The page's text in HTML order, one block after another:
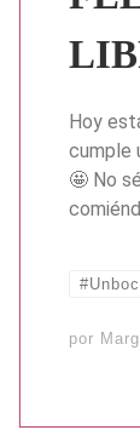
Hoy
cumple
🤩 No
por